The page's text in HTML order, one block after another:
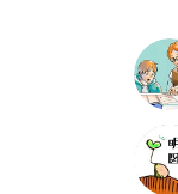
す！ソトノバ
すために役立つア
スのあり方を描く
ントを起こす様々
、「ソトノバ」と